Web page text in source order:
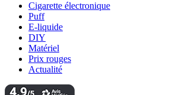
Cigarette électronique
Puff
E-liquide
DIY
Matériel
Prix rouges
Actualité